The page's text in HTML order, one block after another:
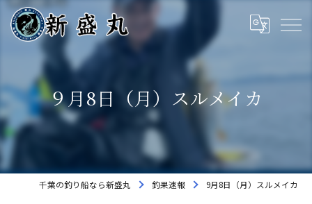
９月8日（月）スルメイカ
千葉の釣り船なら新盛丸 釣果速報 9月8日（月）スルメイカ